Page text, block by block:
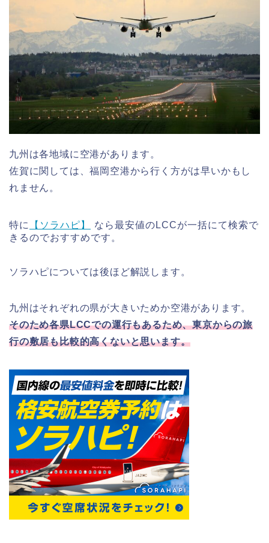
九州は各地域に空港があります。
佐賀に関しては、福岡空港から行く方がは早いかもし
れません。
特に 【ソラハピ】
なら最安値のLCCが一括にて検索で
きるのでおすすめです。
ソラハピについては後ほど解説します。
九州はそれぞれの県が大きいためか空港があります。
そのため各県LCCでの運行もあるため、東京からの旅
行の敷居も比較的高くないと思います。